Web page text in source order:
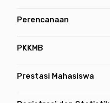
Perencanaan
PKKMB
Prestasi Mahasiswa